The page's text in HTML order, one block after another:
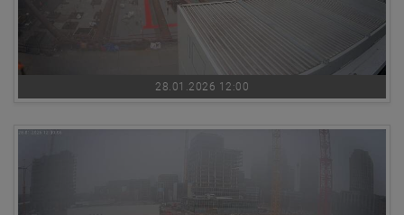
28.01.2026 12:00